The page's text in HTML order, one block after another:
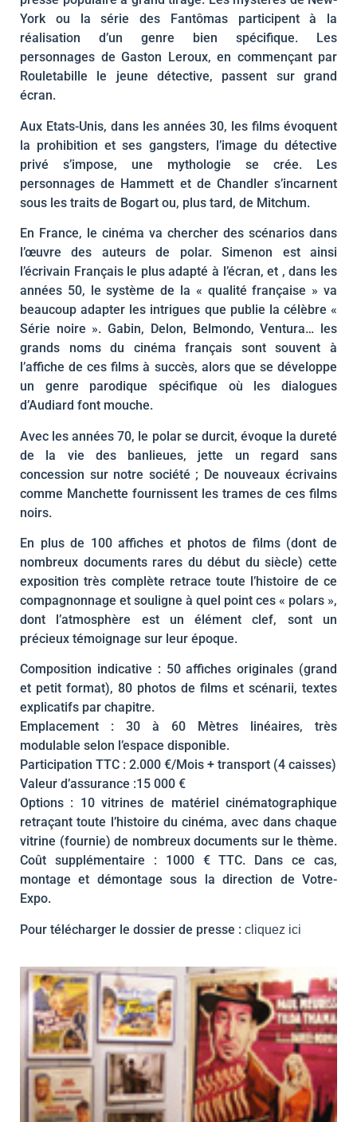
York ou la série des Fantômas participent à la
réalisation d’un genre bien spécifique. Les
personnages de Gaston Leroux, en commençant par
Rouletabille le jeune détective, passent sur grand
écran.
Aux Etats-Unis, dans les années 30, les films évoquent
la prohibition et ses gangsters, l’image du détective
privé s’impose, une mythologie se crée. Les
personnages de Hammett et de Chandler s’incarnent
sous les traits de Bogart ou, plus tard, de Mitchum.
En France, le cinéma va chercher des scénarios dans
l’œuvre des auteurs de polar. Simenon est ainsi
l’écrivain Français le plus adapté à l’écran, et , dans les
années 50, le système de la « qualité française » va
beaucoup adapter les intrigues que publie la célèbre «
Série noire ». Gabin, Delon, Belmondo, Ventura… les
grands noms du cinéma français sont souvent à
l’affiche de ces films à succès, alors que se développe
un genre parodique spécifique où les dialogues
d’Audiard font mouche.
Avec les années 70, le polar se durcit, évoque la dureté
de la vie des banlieues, jette un regard sans
concession sur notre société ; De nouveaux écrivains
comme Manchette fournissent les trames de ces films
noirs.
En plus de 100 affiches et photos de films (dont de
nombreux documents rares du début du siècle) cette
exposition très complète retrace toute l’histoire de ce
compagnonnage et souligne à quel point ces « polars »,
dont l’atmosphère est un élément clef, sont un
précieux témoignage sur leur époque.
Composition indicative : 50 affiches originales (grand
et petit format), 80 photos de films et scénarii, textes
explicatifs par chapitre.
Emplacement : 30 à 60 Mètres linéaires, très
modulable selon l’espace disponible.
Participation TTC : 2.000 €/Mois + transport (4 caisses)
Valeur d’assurance :15 000 €
Options : 10 vitrines de matériel cinématographique
retraçant toute l’histoire du cinéma, avec dans chaque
vitrine (fournie) de nombreux documents sur le thème.
Coût supplémentaire : 1000 € TTC. Dans ce cas,
montage et démontage sous la direction de Votre-
Expo.
Pour télécharger le dossier de presse : cliquez ici